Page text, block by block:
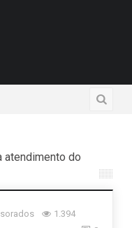
atendimento do
1.394